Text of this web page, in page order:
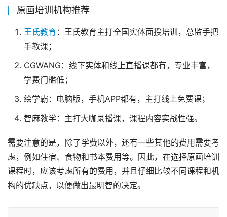
原画培训机构推荐
王氏教育 ：王氏教育主打全国实体面授培训，总监手把
手教课；
CGWANG：线下实体和线上直播课都有，专业丰富，
学费门槛低；
绘学霸：电脑版，手机APP都有，主打线上免费课；
智麻教学：主打大咖录播课，课程内容实战性强。
需要注意的是，除了学费以外，还有一些其他的费用需要考
虑，例如住宿、食物和书本费用等。因此，在选择原画培训
课程时，应该考虑所有的费用，并且仔细比较不同课程和机
构的优缺点，以便做出最明智的决定。